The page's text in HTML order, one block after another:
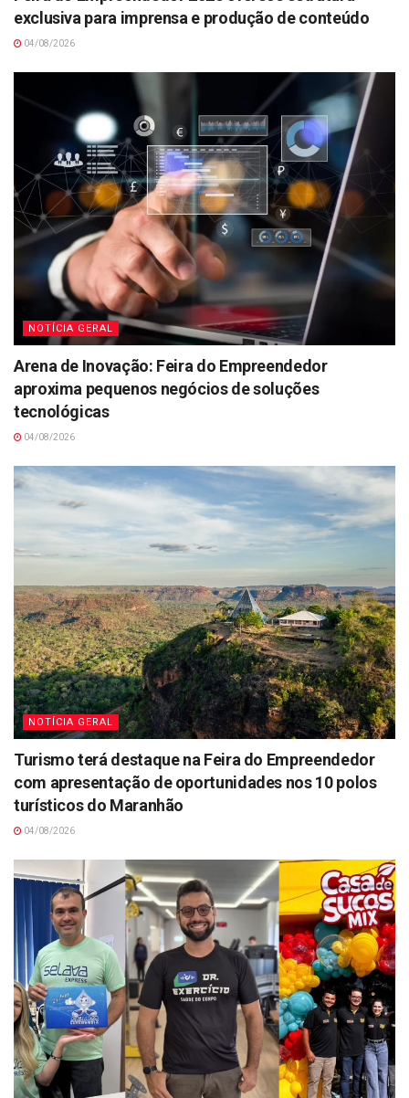
exclusiva para imprensa e produção de conteúdo
04/08/2026
NOTÍCIA GERAL
Arena de Inovação: Feira do Empreendedor
aproxima pequenos negócios de soluções
tecnológicas
04/08/2026
NOTÍCIA GERAL
Turismo terá destaque na Feira do Empreendedor
com apresentação de oportunidades nos 10 polos
turísticos do Maranhão
04/08/2026